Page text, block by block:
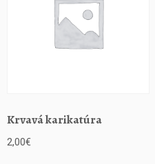
Krvavá karikatúra
2,00€